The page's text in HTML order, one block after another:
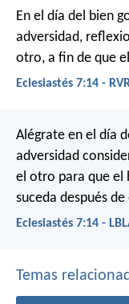
En el día del bien
adversidad,
otro, a fin de que
Eclesiastés 7:14 -
Alégrate en el día
adversidad
el otro para que el
suceda después de
Eclesiastés 7:14 -
Temas